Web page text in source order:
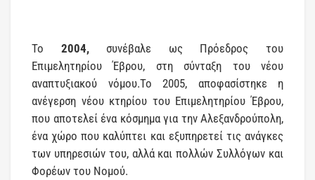
Το 2004,συνέβαλε ως Πρόεδρος του
Επιμελητηρίου Έβρου, στη σύνταξη του νέου
αναπτυξιακού νόμου.Το 2005, αποφασίστηκε η
ανέγερση νέου κτηρίου του Επιμελητηρίου Έβρου,
που αποτελεί ένα κόσμημα για την Αλεξανδρούπολη,
ένα χώρο που καλύπτει και εξυπηρετεί τις ανάγκες
των υπηρεσιών του, αλλά και πολλών Συλλόγων και
Φορέων του Νομού.